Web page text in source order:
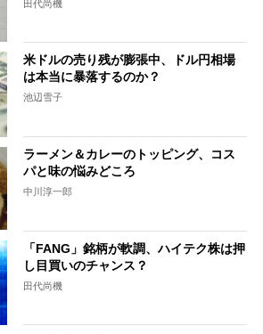
田代尚機
米ドルの売り残が膨張中、ドル円相場
は本当に暴落するのか？
池辺雪子
ラーメン＆カレーのトッピング、コス
パと味の悩みどころ
中川淳一郎
「FANG」銘柄が軟調、ハイテク株は押
し目買いのチャンス？
田代尚機